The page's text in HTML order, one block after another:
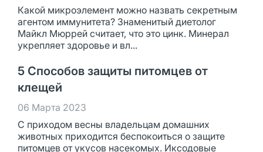
Какой микроэлемент можно назвать секретным
агентом иммунитета? Знаменитый диетолог
Майкл Мюррей считает, что это цинк. Минерал
укрепляет здоровье и вл...
5 Способов защиты питомцев от
клещей
06 Марта 2023
С приходом весны владельцам домашних
животных приходится беспокоиться о защите
питомцев от укусов насекомых. Иксодовые